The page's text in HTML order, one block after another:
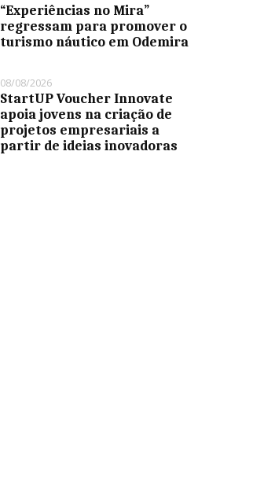
“Experiências no Mira”
regressam para promover o
turismo náutico em Odemira
08/08/2026
StartUP Voucher Innovate
apoia jovens na criação de
projetos empresariais a
partir de ideias inovadoras